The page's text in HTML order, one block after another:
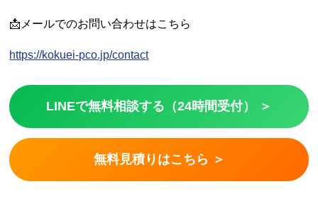
📩メールでのお問い合わせはこちら
https://kokuei-pco.jp/contact
LINEで無料相談する（24時間受付） ＞
無料見積りはこちら ＞